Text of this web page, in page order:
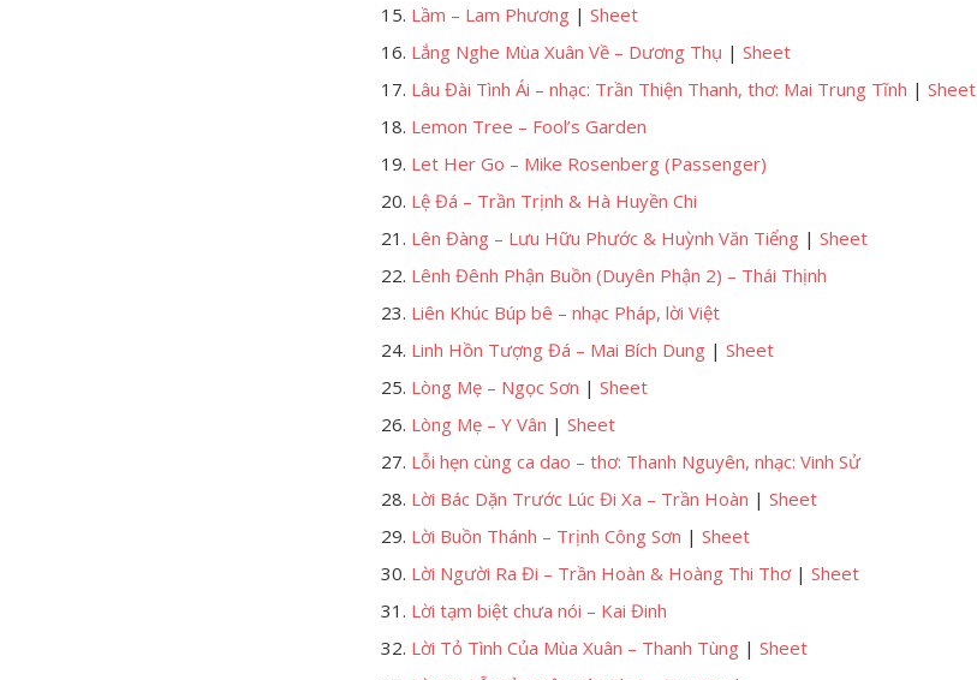
Lầm – Lam Phương | Sheet
Lắng Nghe Mùa Xuân Về – Dương Thụ | Sheet
Lâu Đài Tình Ái – nhạc: Trần Thiện Thanh, thơ: Mai Trung Tĩnh | Sheet
Lemon Tree – Fool’s Garden
Let Her Go – Mike Rosenberg (Passenger)
Lệ Đá – Trần Trịnh & Hà Huyền Chi
Lên Đàng – Lưu Hữu Phước & Huỳnh Văn Tiểng | Sheet
Lênh Đênh Phận Buồn (Duyên Phận 2) – Thái Thịnh
Liên Khúc Búp bê – nhạc Pháp, lời Việt
Linh Hồn Tượng Đá – Mai Bích Dung | Sheet
Lòng Mẹ – Ngọc Sơn | Sheet
Lòng Mẹ – Y Vân | Sheet
Lỗi hẹn cùng ca dao – thơ: Thanh Nguyên, nhạc: Vinh Sử
Lời Bác Dặn Trước Lúc Đi Xa – Trần Hoàn | Sheet
Lời Buồn Thánh – Trịnh Công Sơn | Sheet
Lời Người Ra Đi – Trần Hoàn & Hoàng Thi Thơ| Sheet
Lời tạm biệt chưa nói – Kai Đinh
Lời Tỏ Tình Của Mùa Xuân – Thanh Tùng | Sheet